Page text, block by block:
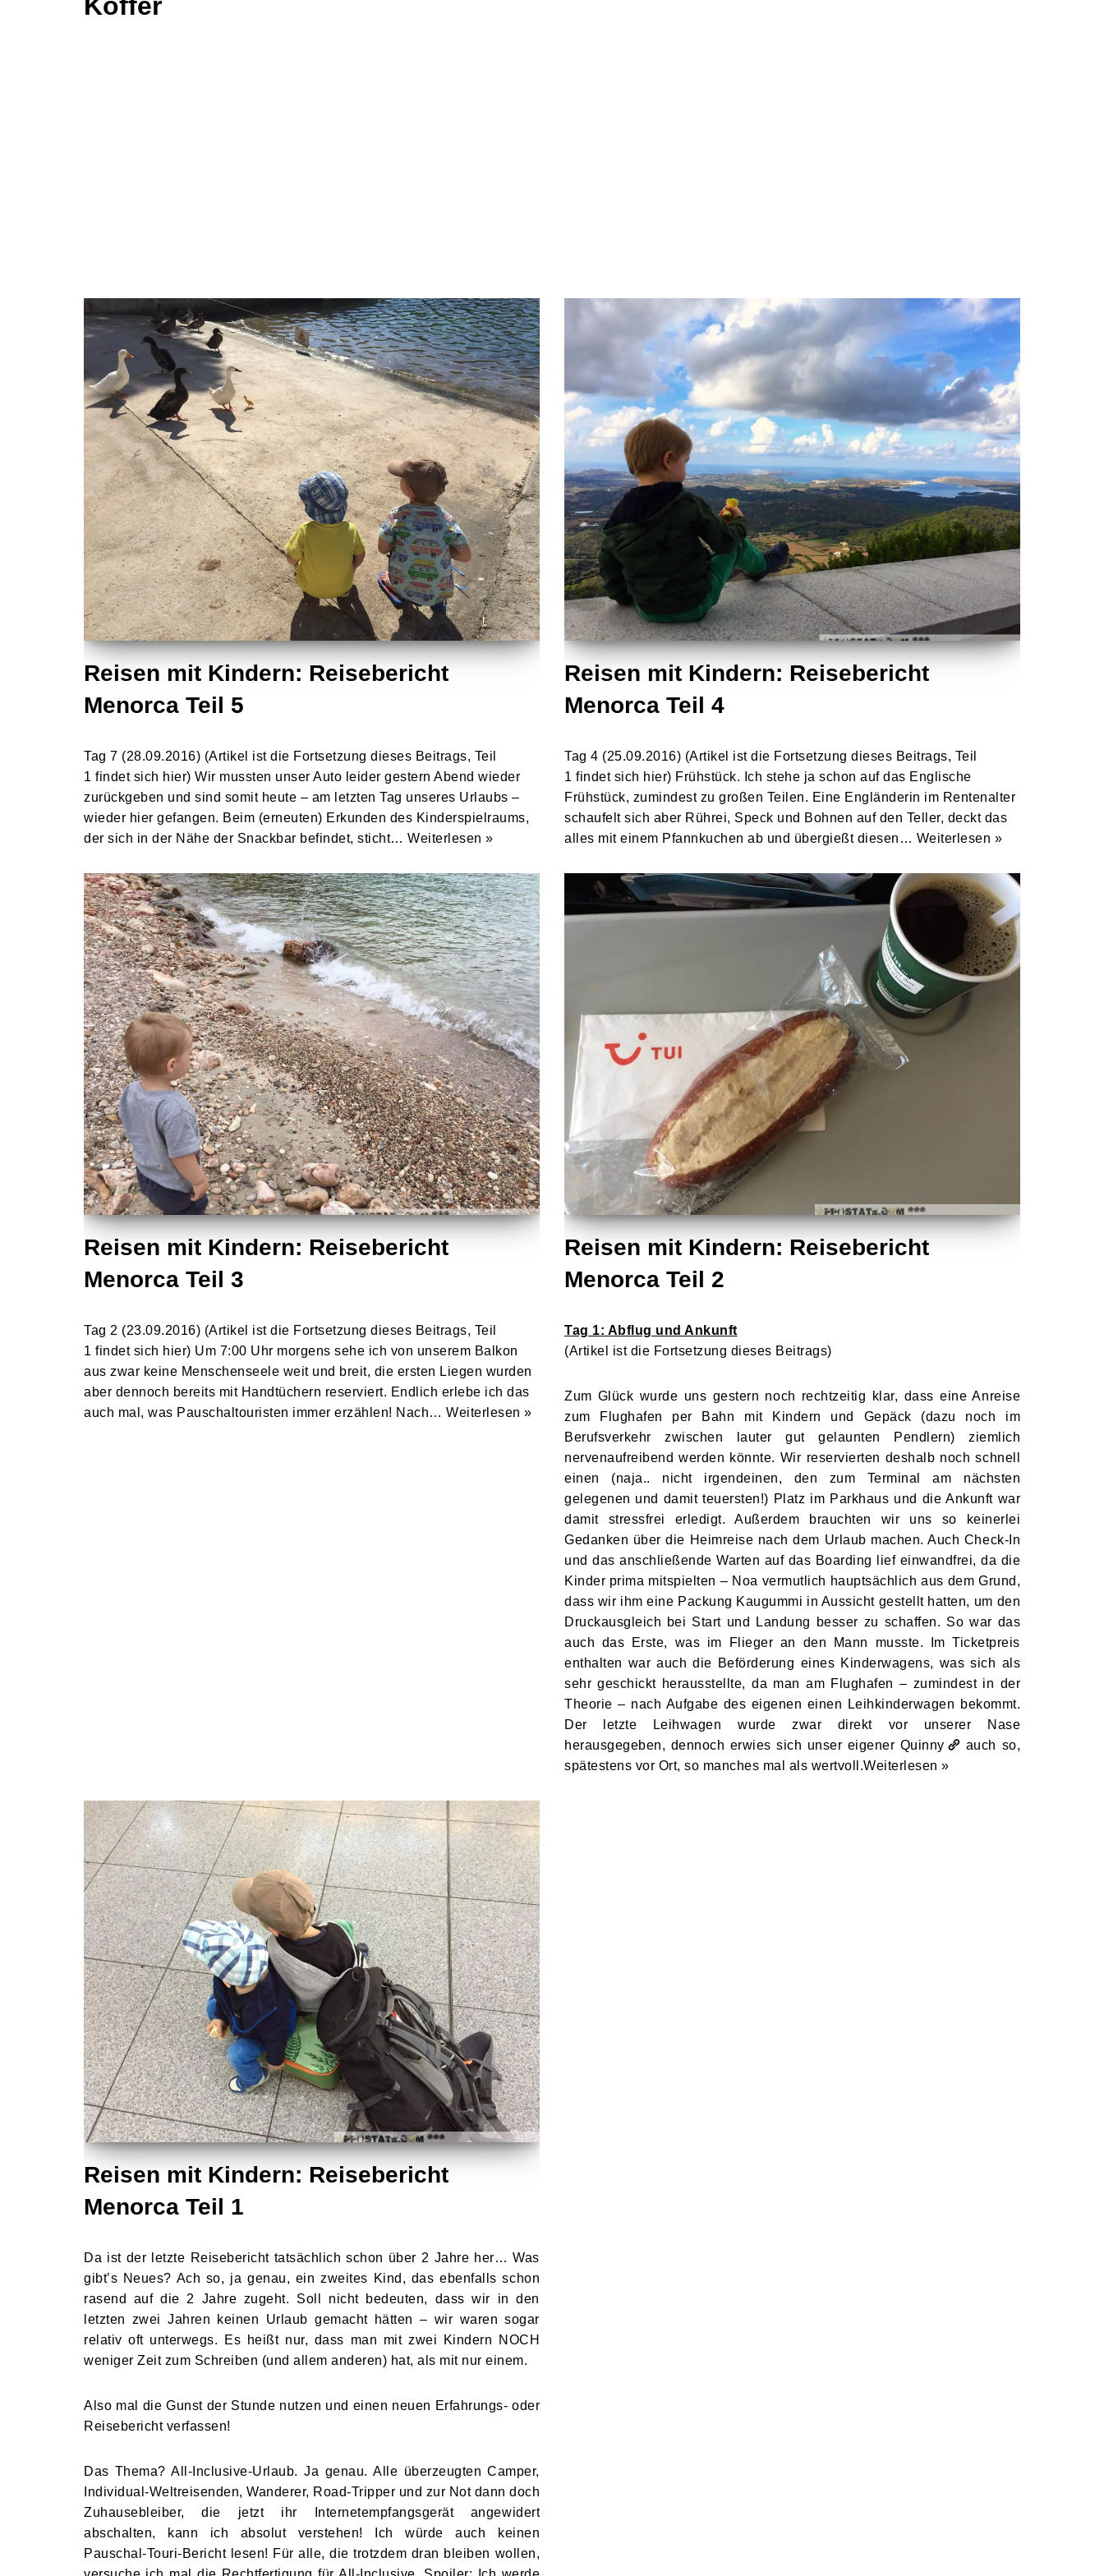
Koffer
Reisen mit Kindern: Reisebericht
Menorca Teil 5
Tag 7 (28.09.2016) (Artikel ist die Fortsetzung dieses Beitrags, Teil
1 findet sich hier) Wir mussten unser Auto leider gestern Abend wieder
zurückgeben und sind somit heute – am letzten Tag unseres Urlaubs –
wieder hier gefangen. Beim (erneuten) Erkunden des Kinderspielraums,
der sich in der Nähe der Snackbar befindet, sticht… Weiterlesen »
Reisen mit Kindern: Reisebericht
Menorca Teil 4
Tag 4 (25.09.2016) (Artikel ist die Fortsetzung dieses Beitrags, Teil
1 findet sich hier) Frühstück. Ich stehe ja schon auf das Englische
Frühstück, zumindest zu großen Teilen. Eine Engländerin im Rentenalter
schaufelt sich aber Rührei, Speck und Bohnen auf den Teller, deckt das
alles mit einem Pfannkuchen ab und übergießt diesen… Weiterlesen »
Reisen mit Kindern: Reisebericht
Menorca Teil 3
Tag 2 (23.09.2016) (Artikel ist die Fortsetzung dieses Beitrags, Teil
1 findet sich hier) Um 7:00 Uhr morgens sehe ich von unserem Balkon
aus zwar keine Menschenseele weit und breit, die ersten Liegen wurden
aber dennoch bereits mit Handtüchern reserviert. Endlich erlebe ich das
auch mal, was Pauschaltouristen immer erzählen! Nach… Weiterlesen »
Reisen mit Kindern: Reisebericht
Menorca Teil 2
Tag 1: Abflug und Ankunft
(Artikel ist die Fortsetzung dieses Beitrags)
Zum Glück wurde uns gestern noch rechtzeitig klar, dass eine Anreise
zum Flughafen per Bahn mit Kindern und Gepäck (dazu noch im
Berufsverkehr zwischen lauter gut gelaunten Pendlern) ziemlich
nervenaufreibend werden könnte. Wir reservierten deshalb noch schnell
einen (naja.. nicht irgendeinen, den zum Terminal am nächsten
gelegenen und damit teuersten!) Platz im Parkhaus und die Ankunft war
damit stressfrei erledigt. Außerdem brauchten wir uns so keinerlei
Gedanken über die Heimreise nach dem Urlaub machen. Auch Check-In
und das anschließende Warten auf das Boarding lief einwandfrei, da die
Kinder prima mitspielten – Noa vermutlich hauptsächlich aus dem Grund,
dass wir ihm eine Packung Kaugummi in Aussicht gestellt hatten, um den
Druckausgleich bei Start und Landung besser zu schaffen. So war das
auch das Erste, was im Flieger an den Mann musste. Im Ticketpreis
enthalten war auch die Beförderung eines Kinderwagens, was sich als
sehr geschickt herausstellte, da man am Flughafen – zumindest in der
Theorie – nach Aufgabe des eigenen einen Leihkinderwagen bekommt.
Der letzte Leihwagen wurde zwar direkt vor unserer Nase
herausgegeben, dennoch erwies sich unser eigener Quinny
auch so,
spätestens vor Ort, so manches mal als wertvoll.Weiterlesen »
Reisen mit Kindern: Reisebericht
Menorca Teil 1
Da ist der letzte Reisebericht tatsächlich schon über 2 Jahre her… Was
gibt’s Neues? Ach so, ja genau, ein zweites Kind, das ebenfalls schon
rasend auf die 2 Jahre zugeht. Soll nicht bedeuten, dass wir in den
letzten zwei Jahren keinen Urlaub gemacht hätten – wir waren sogar
relativ oft unterwegs. Es heißt nur, dass man mit zwei Kindern NOCH
weniger Zeit zum Schreiben (und allem anderen) hat, als mit nur einem.
Also mal die Gunst der Stunde nutzen und einen neuen Erfahrungs- oder
Reisebericht verfassen!
Das Thema? All-Inclusive-Urlaub. Ja genau. Alle überzeugten Camper,
Individual-Weltreisenden, Wanderer, Road-Tripper und zur Not dann doch
Zuhausebleiber, die jetzt ihr Internetempfangsgerät angewidert
abschalten, kann ich absolut verstehen! Ich würde auch keinen
Pauschal-Touri-Bericht lesen! Für alle, die trotzdem dran bleiben wollen,